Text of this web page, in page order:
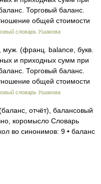
Торговый баланс.
общей стоимости
словарь Ушакова
(франц. balance, букв.
и приходных сумм при
Торговый баланс.
общей стоимости
словарь Ушакова
отчёт), балансовый
коромысло Словарь
во синонимов: 9 • баланс